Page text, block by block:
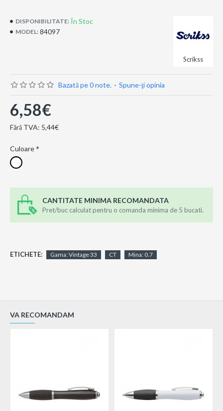
DISPONIBILITATE: În Stoc
MODEL: 84097
Scrikss
Bazată pe 0 note. - Spune-ţi opinia
6,58€
Fără TVA: 5,44€
Culoare
CANTITATE MINIMA RECOMANDATA
Pret/buc calculat pentru o comanda minima de 5 bucati.
ETICHETE: Gama: Vintage 33 CT Mina: 0.7
VA RECOMANDAM